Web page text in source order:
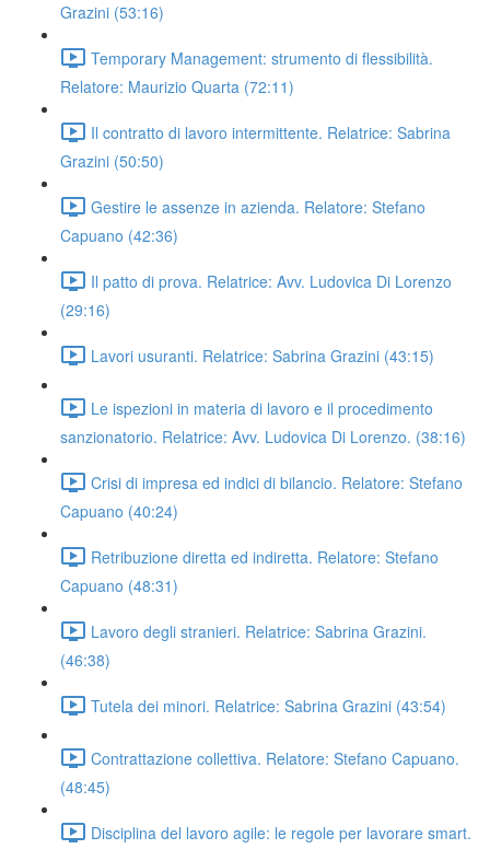
Grazini (53:16)
Temporary Management: strumento di flessibilità.
Relatore: Maurizio Quarta (72:11)
Il contratto di lavoro intermittente. Relatrice: Sabrina
Grazini (50:50)
Gestire le assenze in azienda. Relatore: Stefano
Capuano (42:36)
Il patto di prova. Relatrice: Avv. Ludovica Di Lorenzo
(29:16)
Lavori usuranti. Relatrice: Sabrina Grazini (43:15)
Le ispezioni in materia di lavoro e il procedimento
sanzionatorio. Relatrice: Avv. Ludovica Di Lorenzo. (38:16)
Crisi di impresa ed indici di bilancio. Relatore: Stefano
Capuano (40:24)
Retribuzione diretta ed indiretta. Relatore: Stefano
Capuano (48:31)
Lavoro degli stranieri. Relatrice: Sabrina Grazini.
(46:38)
Tutela dei minori. Relatrice: Sabrina Grazini (43:54)
Contrattazione collettiva. Relatore: Stefano Capuano.
(48:45)
Disciplina del lavoro agile: le regole per lavorare smart.